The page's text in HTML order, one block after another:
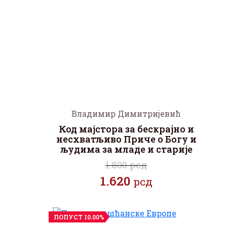
Владимир Димитријевић
Код мајстора за бескрајно и
несхватљиво Приче о Богу и
људима за младе и старије
1.800 рсд
1.620 рсд
ПОПУСТ 10.00%